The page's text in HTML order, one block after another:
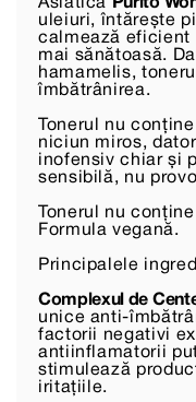
uleiuri, întărește
calmează eficient
mai sănătoasă.
hamamelis,
îmbătrânirea.
Tonerul nu
niciun miros,
inofensiv chiar și
sensibilă, nu
Tonerul nu
Formula vegană.
Principalele
Complexul de
unice anti-
factorii negativi
antiinflamatorii
stimulează
iritațiile.